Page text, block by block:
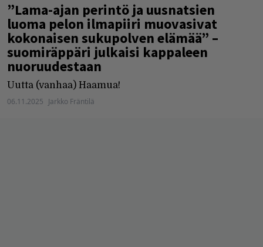
”Lama-ajan perintö ja uusnatsien
luoma pelon ilmapiiri muovasivat
kokonaisen sukupolven elämää” –
suomiräppäri julkaisi kappaleen
nuoruudestaan
Uutta (vanhaa) Haamua!
06.11.2025 Jarkko Fräntilä